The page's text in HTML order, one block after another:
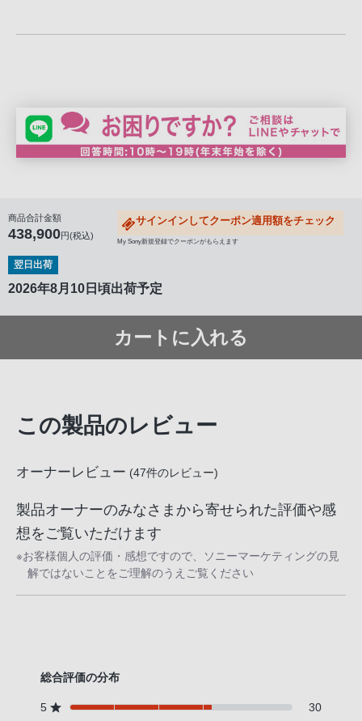
商品合計金額
438,900円(税込)
サインインしてクーポン適用額をチェック
My Sony新規登録でクーポンがもらえます
翌日出荷
2026年8月10日頃出荷予定
カートに入れる
この製品のレビュー
オーナーレビュー (47件のレビュー)
製品オーナーのみなさまから寄せられた評価や感
想をご覧いただけます
※お客様個人の評価・感想ですので、ソニーマーケティングの見
解ではないことをご理解のうえご覧ください
総合評価の分布
5
30